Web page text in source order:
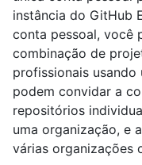
instância do GitHub
conta pessoal, você
combinação de
profissionais usando
podem convidar a
repositórios
uma organização, e
várias organizações